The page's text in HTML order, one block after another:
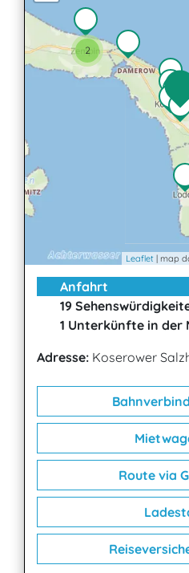
2
Leaflet | map
Anfahrt
19
1 Unterkünfte in der
Adresse: Koserower
Route via